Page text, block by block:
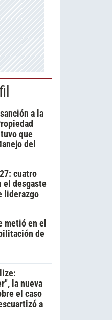
a la
que
del
cuatro
el desgaste
liderazgo
metió en el
de
la nueva
el caso
a